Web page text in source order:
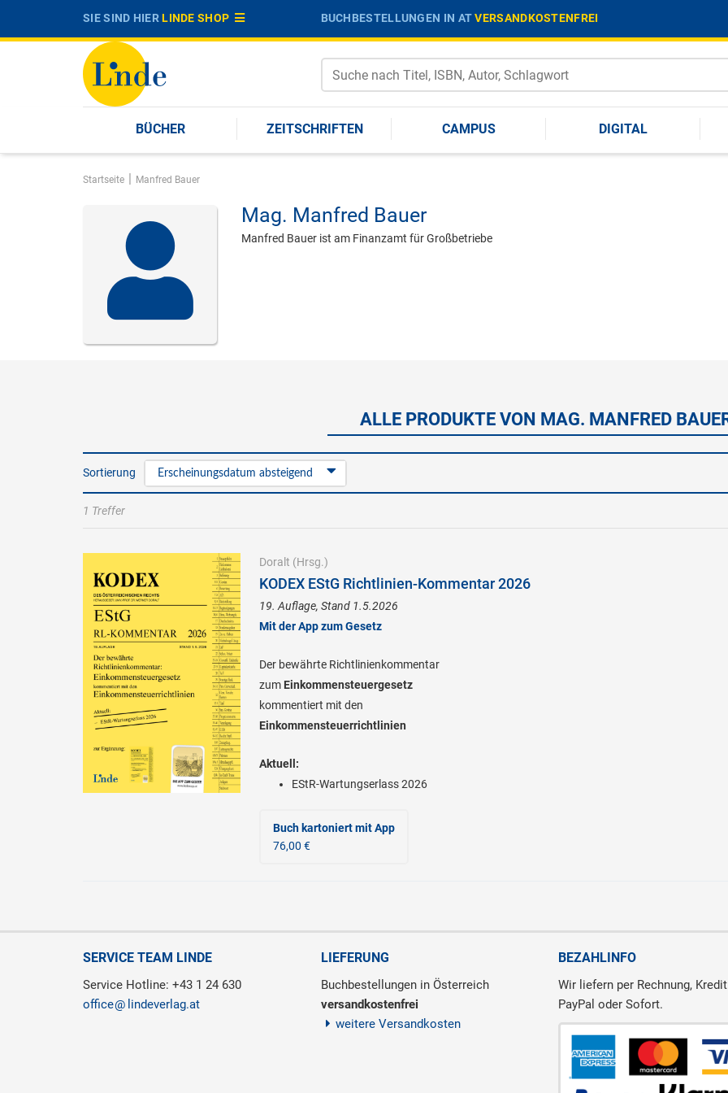
SIE SIND HIERLINDE SHOP BUCHBESTELLUNGEN IN ATVERSANDKOSTENFREI
BÜCHER ZEITSCHRIFTEN CAMPUS DIGITAL
Startseite | Manfred Bauer
Mag. Manfred Bauer
Manfred Bauer ist am Finanzamt für Großbetriebe
ALLE PRODUKTE VON MAG. MANFRED
Sortierung Erscheinungsdatum absteigend
1 Treffer
Doralt (Hrsg.)
KODEX EStG Richtlinien-Kommentar 2026
19. Auflage, Stand 1.5.2026
Mit der App zum Gesetz
Der bewährte Richtlinienkommentar
zum Einkommensteuergesetz
kommentiert mit den
Einkommensteuerrichtlinien
Aktuell:
EStR-Wartungserlass 2026
Buch kartoniertmit App
76,00 €
SERVICE TEAM LINDE
Service Hotline: +43 1 24 630
office
lindeverlag.at
LIEFERUNG
Buchbestellungen in Österreich
versandkostenfrei
weitere Versandkosten
BEZAHLINFO
Wir liefern per Rechnung,
PayPal oder Sofort.